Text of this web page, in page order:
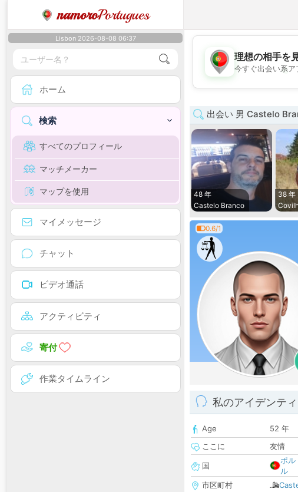
namoroPortugues
Lisbon 2026-08-08 06:37
ホーム
検索
すべてのプロフィール
マッチメーカー
マップを使用
マイメッセージ
チャット
ビデオ通話
アクティビティ
寄付
作業タイムライン
💖
理想の相手を
今すぐ出会い系ア
出会い 男 Castelo
48 年
Castelo Branco
38 年
0.6/1
私のアイデンティ
Age
52 年
ここに
友情
国
ポル
ル
市区町村